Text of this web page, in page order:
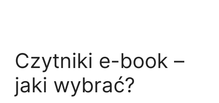
Czytniki e-book –
jaki wybrać?